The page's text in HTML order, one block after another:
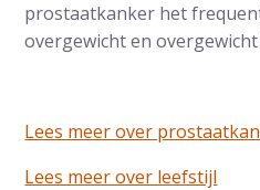
prostaatkanker het
overgewicht en
Lees meer over
Lees meer over leefstijl